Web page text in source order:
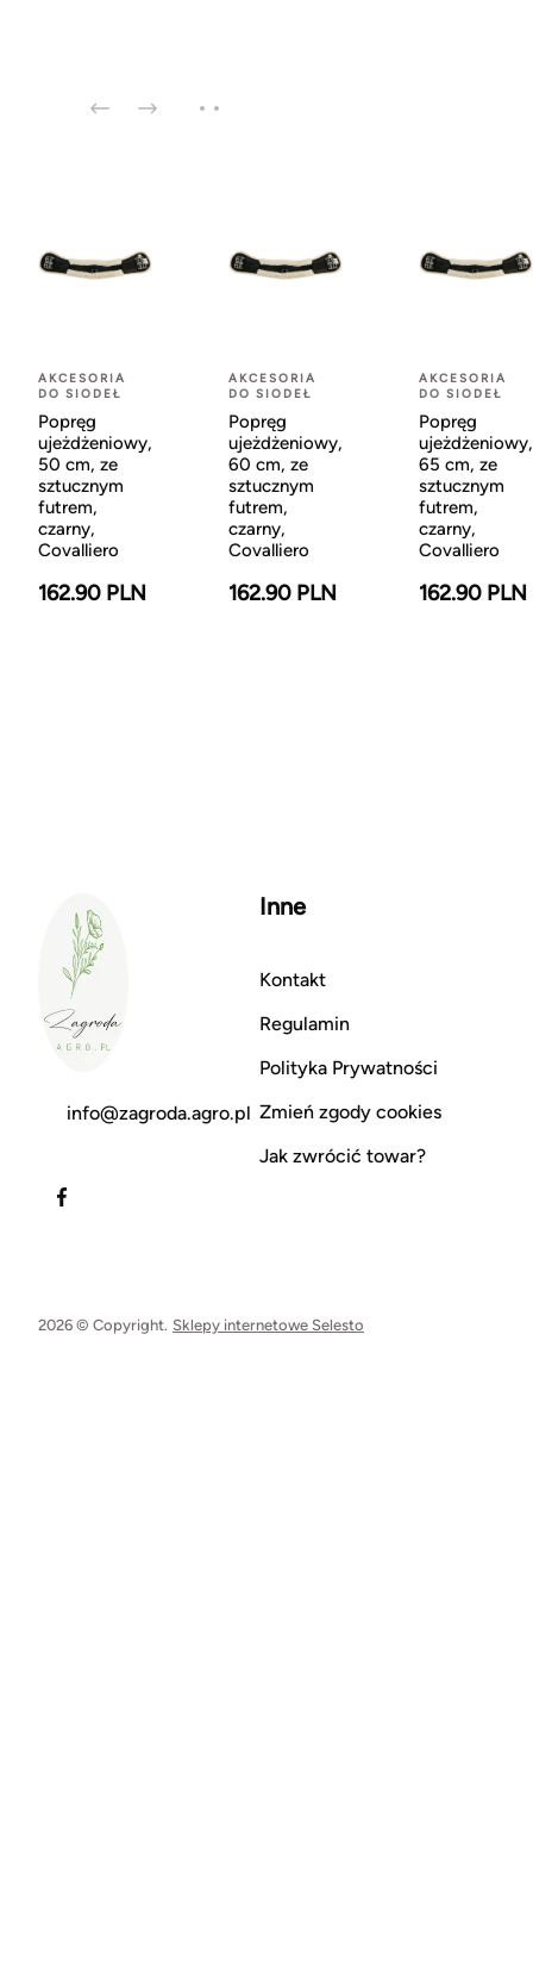
AKCESORIA
DO SIODEŁ
Popręg
ujeżdżeniowy,
50 cm, ze
sztucznym
futrem,
czarny,
Covalliero
162.90 PLN
AKCESORIA
DO SIODEŁ
Popręg
ujeżdżeniowy,
60 cm, ze
sztucznym
futrem,
czarny,
Covalliero
162.90 PLN
AKCESORIA
DO SIODEŁ
Popręg
ujeżdżeniowy,
65 cm, ze
sztucznym
futrem,
czarny,
Covalliero
162.90 PLN
info@zagroda.agro.pl
Inne
Kontakt
Regulamin
Polityka Prywatności
Zmień zgody cookies
Jak zwrócić towar?
2026 © Copyright. Sklepy internetowe Selesto